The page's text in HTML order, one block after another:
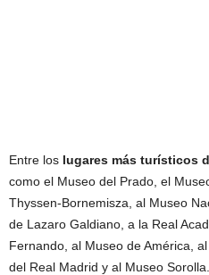
Entre los lugares más turísticos
como el Museo del Prado, el
Thyssen-Bornemisza, al Museo
de Lazaro Galdiano, a la Real
Fernando, al Museo de América,
del Real Madrid y al Museo Sorolla.